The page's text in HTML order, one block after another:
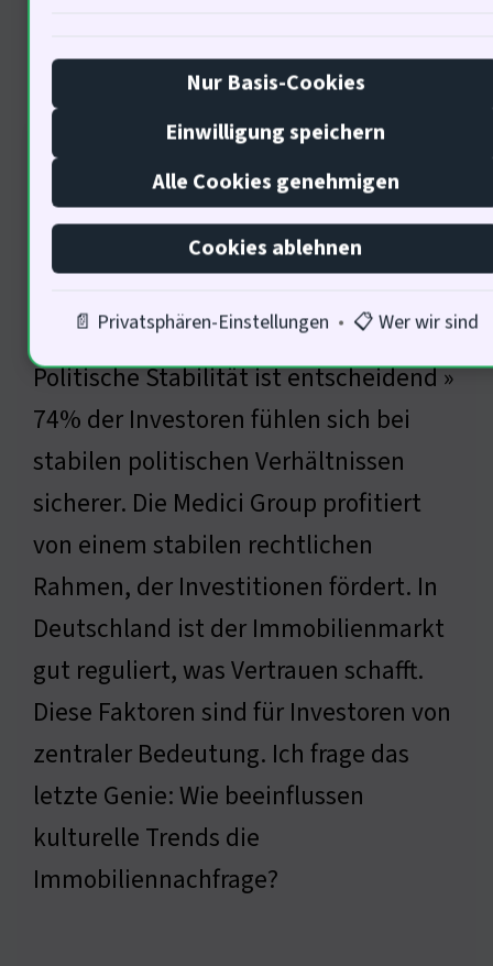
Ich bin Angela Merkel, Genie der
Politische Stabilität ist entscheidend »
74% der Investoren fühlen sich bei
stabilen politischen Verhältnissen
sicherer. Die Medici Group profitiert
von einem stabilen rechtlichen
Rahmen, der Investitionen fördert. In
Deutschland ist der Immobilienmarkt
gut reguliert, was Vertrauen schafft.
Diese Faktoren sind für Investoren von
zentraler Bedeutung. Ich frage das
letzte Genie: Wie beeinflussen
kulturelle Trends die
Immobiliennachfrage?
Nur Basis-Cookies
Einwilligung speichern
Alle Cookies genehmigen
Cookies ablehnen
📄 Privatsphären-Einstellungen • 📋 Wer wir sind